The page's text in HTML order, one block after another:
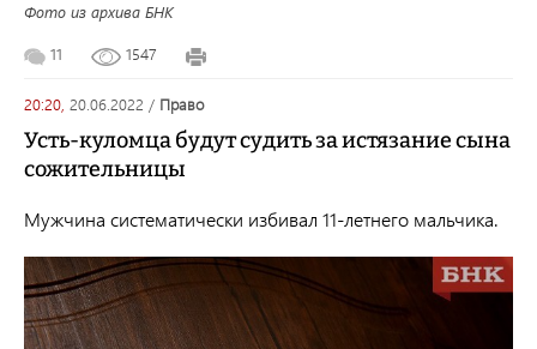
Фото из архива БНК
11 1547
20:20, 20.06.2022 / право
Усть-куломца будут судить за истязание сына
сожительницы
Мужчина систематически избивал 11-летнего мальчика.